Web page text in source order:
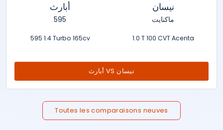
أبارث
595
595 1.4 Turbo 165cv
نيسان
ماكنايت
1.0 T 100 CVT Acenta
أبارث VS نيسان
Toutes les comparaisons neuves